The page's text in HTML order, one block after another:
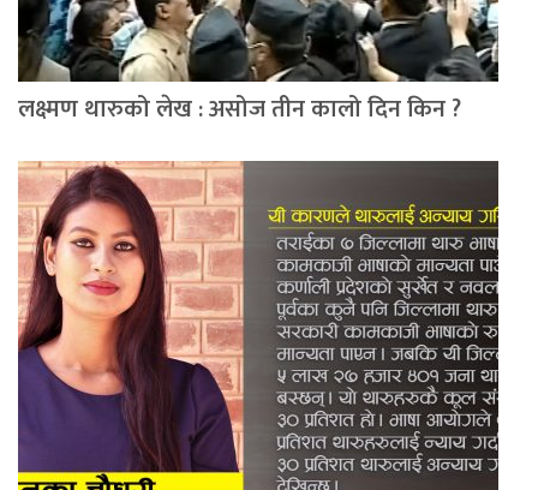
लक्ष्मण थारुको लेख : असोज तीन कालो दिन किन ?